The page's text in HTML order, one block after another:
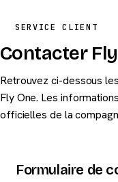
SERVICE CLIENT
Contacter
Retrouvez ci-dessous
Fly One. Les
officielles de la
Formulaire de